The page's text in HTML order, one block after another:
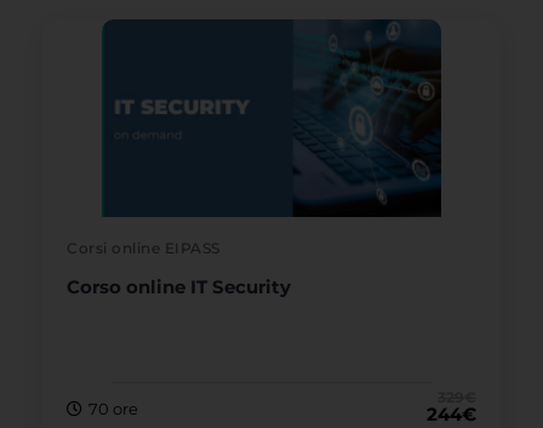
Corsi online EIPASS
Corso online IT Security
244€
70 ore